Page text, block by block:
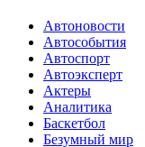
Автоновости
Автособытия
Автоспорт
Автоэксперт
Актеры
Аналитика
Баскетбол
Безумный мир